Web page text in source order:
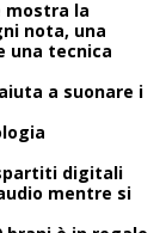
mostra la
nota, una
una tecnica
a suonare i
digitali
mentre si